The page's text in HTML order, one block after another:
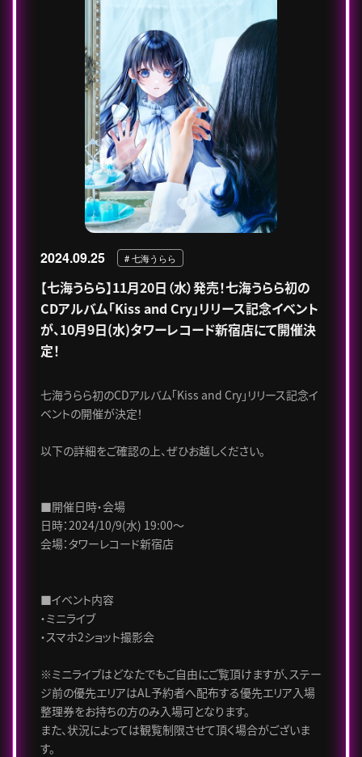
2024.09.25 # 七海うらら
【七海うらら】11月20日（水）発売！七海うらら初の
CDアルバム「Kiss and Cry」リリース記念イベント
が、10月9日(水)タワーレコード新宿店にて開催決
定！
七海うらら初のCDアルバム「Kiss and Cry」リリース記念イ
ベントの開催が決定！
以下の詳細をご確認の上、ぜひお越しください。
■開催日時・会場
日時：2024/10/9(水) 19:00～
会場：タワーレコード新宿店
■イベント内容
・ミニライブ
・スマホ2ショット撮影会
※ミニライブはどなたでもご自由にご覧頂けますが、ステー
ジ前の優先エリアはAL予約者へ配布する優先エリア入場
整理券をお持ちの方のみ入場可となります。
また、状況によっては観覧制限させて頂く場合がございま
す。